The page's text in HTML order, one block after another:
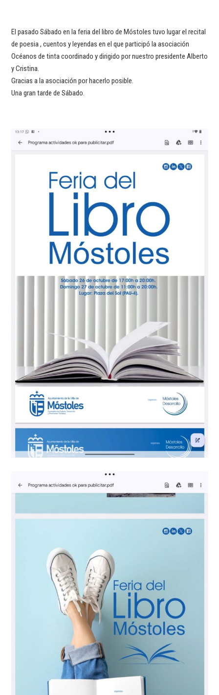
El pasado Sábado en la feria del libro de Móstoles tuvo lugar el recital
de poesia , cuentos y leyendas en el que participó la asociación
Océanos de tinta coordinado y dirigido por nuestro presidente Alberto
y Cristina.
Gracias a la asociación por hacerlo posible.
Una gran tarde de Sábado.